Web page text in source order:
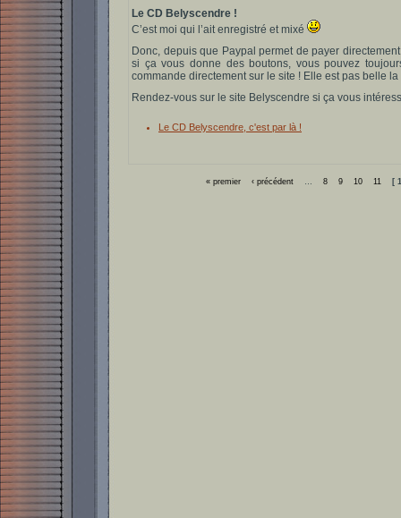
Le CD Belyscendre !
C’est moi qui l’ait enregistré et mixé
Donc, depuis que Paypal permet de payer
si ça vous donne des boutons, vous pouvez
commande directement sur le site ! Elle est pas belle la
Rendez-vous sur le site Belyscendre si ça vous
Le CD Belyscendre, c'est par là !
« premier ‹ précédent 8 9 10 11 [